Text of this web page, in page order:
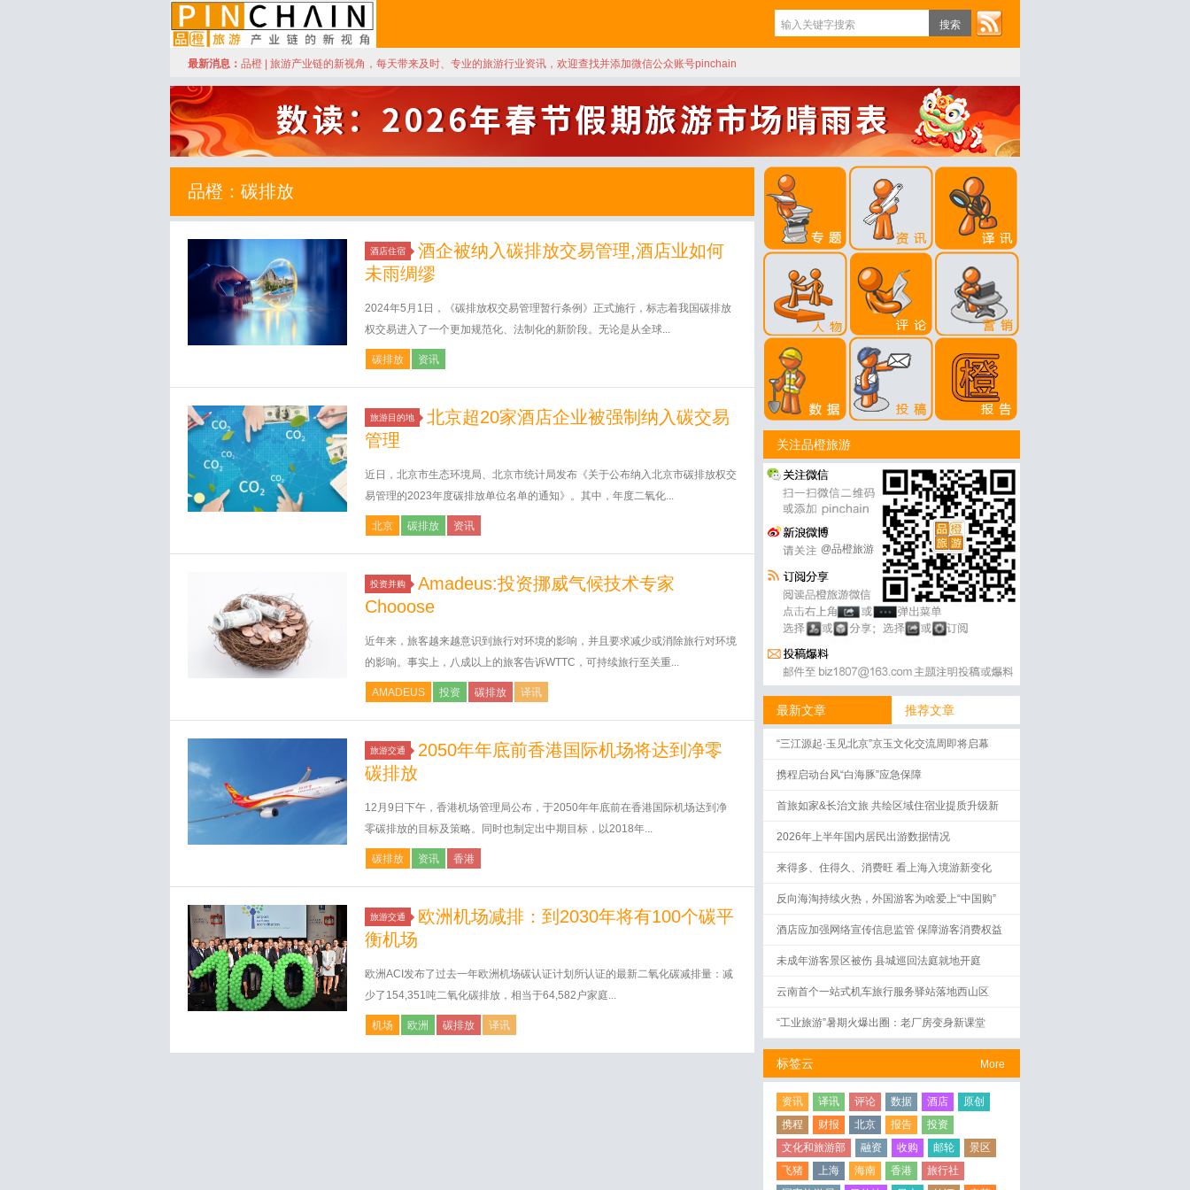
品橙旅游
最新消息： 品橙 | 旅游产业链的新视角，每天带来及时、专业的旅游行业资讯，欢迎查找并添加微信公众账号pinchain
品橙：碳排放
酒店住宿
酒企被纳入碳排放交易管理,酒店业如何
未雨绸缪
2024年5月1日，《碳排放权交易管理暂行条例》正式施行，标志着我国碳排放
权交易进入了一个更加规范化、法制化的新阶段。无论是从全球...
碳排放 资讯
旅游目的地
北京超20家酒店企业被强制纳入碳交易
管理
近日，北京市生态环境局、北京市统计局发布《关于公布纳入北京市碳排放权交
易管理的2023年度碳排放单位名单的通知》。其中，年度二氧化...
北京 碳排放 资讯
投资并购
Amadeus:投资挪威气候技术专家
Chooose
近年来，旅客越来越意识到旅行对环境的影响，并且要求减少或消除旅行对环境
的影响。事实上，八成以上的旅客告诉WTTC，可持续旅行至关重...
AMADEUS 投资 碳排放 译讯
旅游交通
2050年年底前香港国际机场将达到净零
碳排放
12月9日下午，香港机场管理局公布，于2050年年底前在香港国际机场达到净
零碳排放的目标及策略。同时也制定出中期目标，以2018年...
碳排放 资讯 香港
旅游交通
欧洲机场减排：到2030年将有100个碳平
衡机场
欧洲ACI发布了过去一年欧洲机场碳认证计划所认证的最新二氧化碳减排量：减
少了154,351吨二氧化碳排放，相当于64,582户家庭...
机场 欧洲 碳排放 译讯
关注品橙旅游
@品橙旅游
最新文章 推荐文章
“三江源起·玉见北京”京玉文化交流周即将启幕
携程启动台风“白海豚”应急保障
首旅如家&长治文旅 共绘区域住宿业提质升级新
2026年上半年国内居民出游数据情况
来得多、住得久、消费旺 看上海入境游新变化
反向海淘持续火热，外国游客为啥爱上“中国购”
酒店应加强网络宣传信息监管 保障游客消费权益
未成年游客景区被伤 县城巡回法庭就地开庭
云南首个一站式机车旅行服务驿站落地西山区
“工业旅游”暑期火爆出圈：老厂房变身新课堂
More
标签云
资讯 译讯 评论 数据 酒店
原创
携程
财报 北京 报告
投资
文化和旅游部
融资 收购 邮轮
景区
飞猪
上海 海南 香港
旅行社